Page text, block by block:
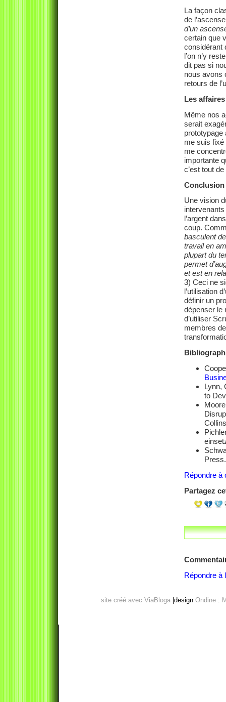
La façon
de
d’un
certain que
considérant
l’on n’y
dit pas si
nous avons
retours de
Les
Même nos
serait
prototypage
me suis fixé
me
importante
c’est tout
Conclusion
Une vision
l’argent
coup.
basculent
travail en
plupart du
permet
et est en
3) Ceci ne
l’utilisation
définir un
dépenser le
d’utiliser
membres
Lynn,
to
Répondre à
Partagez
Répondre à
site créé avec ViaBloga|design Ondine: